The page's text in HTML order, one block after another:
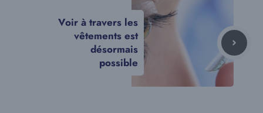
Voir à travers les
vêtements est
désormais
possible